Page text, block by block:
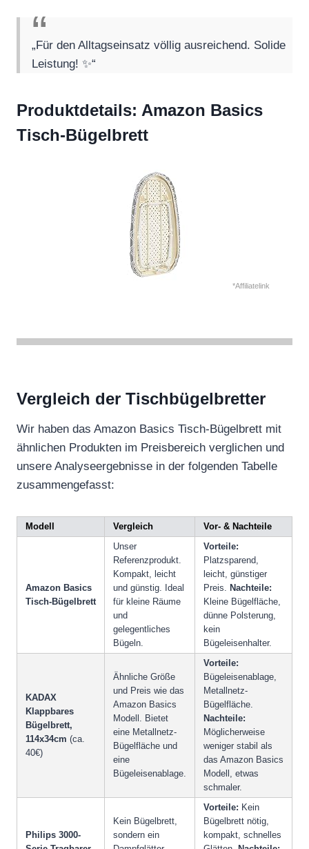
„Für den Alltagseinsatz völlig ausreichend. Solide
Leistung! ✨“
Produktdetails: Amazon Basics
Tisch-Bügelbrett
*Affiliatelink
Vergleich der Tischbügelbretter
Wir haben das Amazon Basics Tisch-Bügelbrett mit
ähnlichen Produkten im Preisbereich verglichen und
unsere Analyseergebnisse in der folgenden Tabelle
zusammengefasst:
Modell Vergleich Vor- & Nachteile
Amazon Basics
Tisch-Bügelbrett
Unser
Referenzprodukt.
Kompakt, leicht
und günstig. Ideal
für kleine Räume
und
gelegentliches
Bügeln.
Vorteile:
Platzsparend,
leicht, günstiger
Preis. Nachteile:
Kleine Bügelfläche,
dünne Polsterung,
kein
Bügeleisenhalter.
KADAX
Klappbares
Bügelbrett,
114x34cm (ca.
40€)
Ähnliche Größe
und Preis wie das
Amazon Basics
Modell. Bietet
eine Metallnetz-
Bügelfläche und
eine
Bügeleisenablage.
Vorteile:
Bügeleisenablage,
Metallnetz-
Bügelfläche.
Nachteile:
Möglicherweise
weniger stabil als
das Amazon Basics
Modell, etwas
schmaler.
Philips 3000-
Kein Bügelbrett,
sondern ein
Vorteile: Kein
Bügelbrett nötig,
kompakt, schnelles